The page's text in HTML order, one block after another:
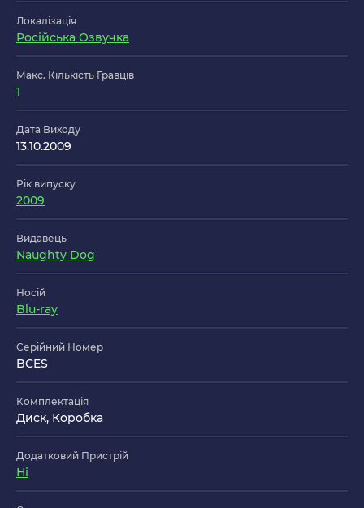
Локалізація
Російська Озвучка
Макс. Кількість Гравців
1
Дата Виходу
13.10.2009
Рік випуску
2009
Видавець
Naughty Dog
Носій
Blu-ray
Серійний Номер
BCES
Комплектація
Диск, Коробка
Додатковий Пристрій
Ні